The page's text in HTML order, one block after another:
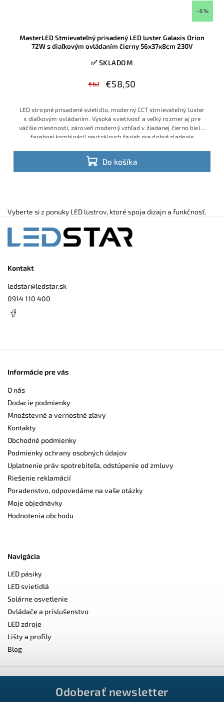
–5 %
MasterLED Stmievateľný prisadený LED luster Galaxis Orion
72W s diaľkovým ovládaním čierny 56x37x8cm 230V
✅ SKLADOM
€62 €58,50
Do košíka
LED stropné prisadené svietidlo, moderný CCT stmievateľný luster
s diaľkovým ovládaním. Vysoká svietivosť a veľký rozmer aj pre
väčšie miestnosti, zároveň moderný vzhľad v žiadanej čierno bielej
farebnej kombinácií neutrálnych farieb pre dobré zladenie
Vyberte si z ponuky LED lustrov, ktoré spoja dizajn a funkčnosť.
Kontakt
ledstar@ledstar.sk
0914 110 400
Informácie pre vás
O nás
Dodacie podmienky
Množstevné a vernostné zľavy
Kontakty
Obchodné podmienky
Podmienky ochrany osobných údajov
Uplatnenie práv spotrebiteľa, odstúpenie od zmluvy
Riešenie reklamácií
Poradenstvo, odpovedáme na vaše otázky
Moje objednávky
Hodnotenia obchodu
Navigácia
LED pásiky
LED svietidlá
Solárne osvetlenie
Ovládače a príslušenstvo
LED zdroje
Lišty a profily
Blog
Odoberať newsletter